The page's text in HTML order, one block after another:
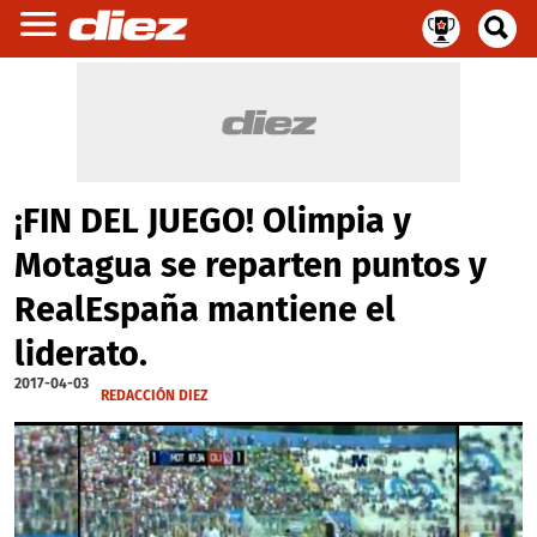
¡FIN DEL JUEGO! Olimpia y
Motagua se reparten puntos y
RealEspaña mantiene el
liderato.
2017-04-03
REDACCIÓN DIEZ